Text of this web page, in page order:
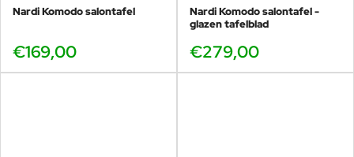
Nardi Komodo salontafel
€169,00
Nardi Komodo salontafel -
glazen tafelblad
€279,00